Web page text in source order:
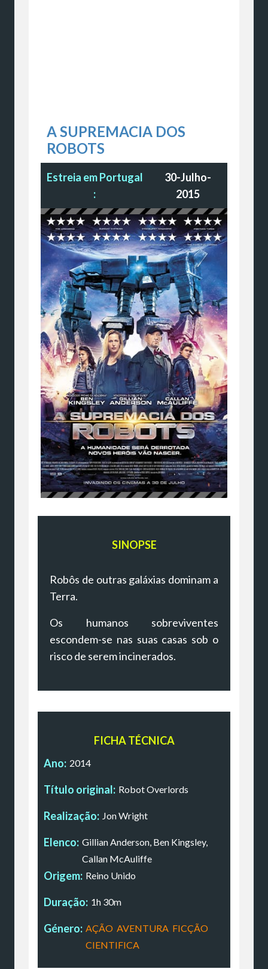
A SUPREMACIA DOS
ROBOTS
Estreia em Portugal
:
30-Julho-
2015
SINOPSE
Robôs de outras galáxias dominam a
Terra.
Os humanos sobreviventes
escondem-se nas suas casas sob o
risco de serem incinerados.
FICHA TÉCNICA
Ano: 2014
Título original: Robot Overlords
Realização: Jon Wright
Elenco: Gillian Anderson, Ben Kingsley,
Callan McAuliffe
Origem: Reino Unido
Duração: 1h 30m
Género: AÇÃO, AVENTURA FICÇÃO
CIENTIFICA